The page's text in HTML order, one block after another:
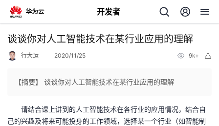
开发者
返
个
谈谈你对人工智能技术在某行业应用的理解
行大运 2020/11/25 9k+
【摘要】 谈谈你对人工智能技术在某行业应用的理解
请结合课上讲到的人工智能技术在各行业的应用情况，结合自
己的兴趣及将来可能投身的工作领域，选择某一个行业（如智能制